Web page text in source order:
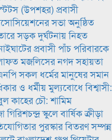
(উপশহর) প্রবাসী
সভা অনুষ্ঠিত
সড়ক দুর্ঘটনায় নিহত
প্রবাসী পাঁচ পরিবারকে
মজলিসের নগদ সহায়তা
সকল ধর্মের মানুষের সমান
ও ধর্মীয় মুল্যবোধে বিশ্বাসী:
কাহের চৌ: শামিম
গিরিশচন্দ্র স্কুলে বার্ষিক ক্রীড়া
পুরস্কার বিতরণ সম্পন্ন